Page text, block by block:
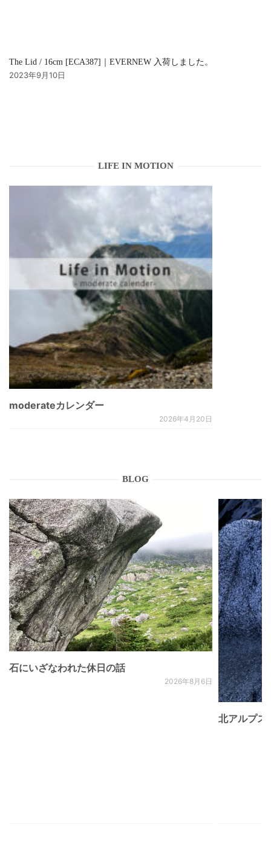
The Lid / 16cm [ECA387]｜EVERNEW 入荷しました。
2023年9月10日
LIFE IN MOTION
moderateカレンダー
2026年4月20日
BLOG
石にいざなわれた休日の話
2026年8月6日
北アルプ